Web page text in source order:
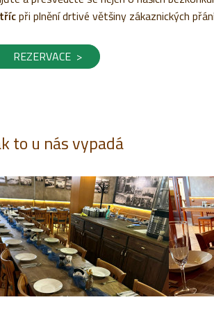
při plnění drtivé většiny zákaznických
REZERVACE >
to u nás vypadá